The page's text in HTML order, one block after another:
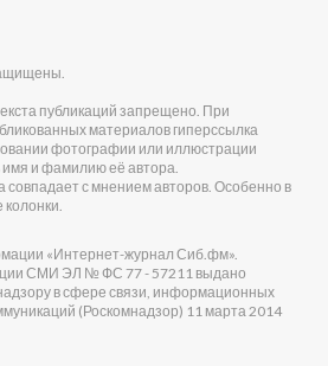
публикаций запрещено. При
материалов гиперссылка
фотографии или иллюстрации
имя и фамилию её автора.
совпадает с мнением авторов. Особенно в
«Интернет-журнал Сиб.фм».
СМИ ЭЛ № ФС 77 - 57211 выдано
в сфере связи, информационных
(Роскомнадзор) 11 марта 2014